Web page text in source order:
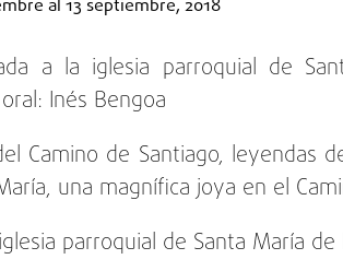
al 13 septiembre, 2018
a la iglesia parroquial de
Inés Bengoa
Camino de Santiago, leyendas
una magnífica joya en el
parroquial de Santa María